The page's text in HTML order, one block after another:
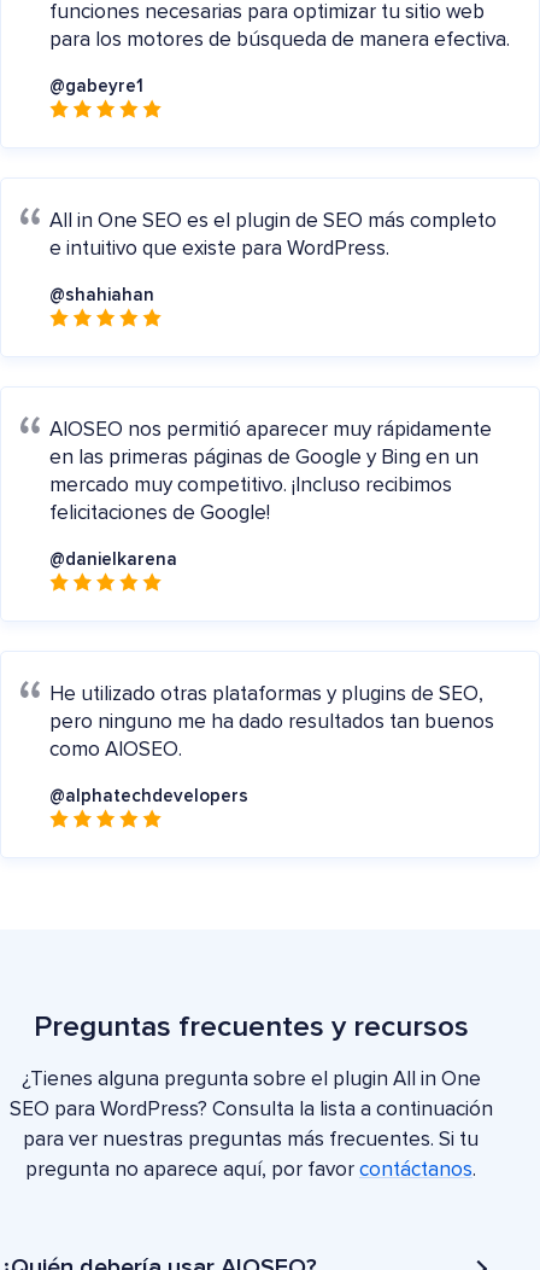
funciones necesarias para optimizar tu sitio web
para los motores de búsqueda de manera efectiva.
@gabeyre1
All in One SEO es el plugin de SEO más completo
e intuitivo que existe para WordPress.
@shahiahan
AIOSEO nos permitió aparecer muy rápidamente
en las primeras páginas de Google y Bing en un
mercado muy competitivo. ¡Incluso recibimos
felicitaciones de Google!
@danielkarena
He utilizado otras plataformas y plugins de SEO,
pero ninguno me ha dado resultados tan buenos
como AIOSEO.
@alphatechdevelopers
Preguntas frecuentes y recursos
¿Tienes alguna pregunta sobre el plugin All in One
SEO para WordPress? Consulta la lista a continuación
para ver nuestras preguntas más frecuentes. Si tu
pregunta no aparece aquí, por favor contáctanos.